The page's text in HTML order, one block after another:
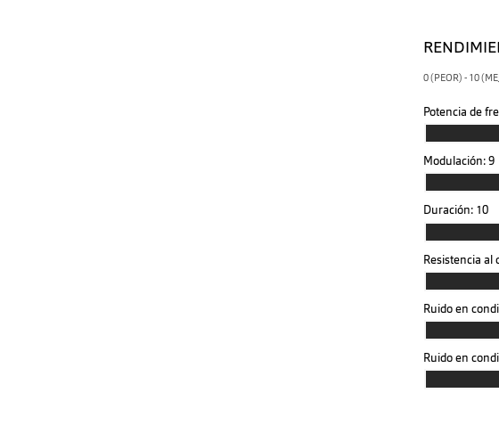
0 (PEOR) - 10
Potencia de
Modulación:9
Duración: 10
Resistencia al
Ruido en
Ruido en